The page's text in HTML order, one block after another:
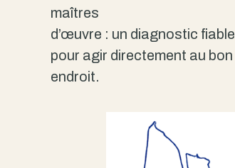
maîtres
d’œuvre : un diagnostic fiable
pour agir directement au bon
endroit.